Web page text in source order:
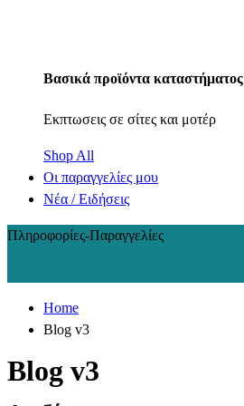
Βασικά προϊόντα καταστήματος
Εκπτωσεις σε σίτες και μοτέρ
Shop All
Οι παραγγελίες μου
Νέα / Ειδήσεις
Πληροφορίες-Παραγγελίες
Home
Blog v3
Blog v3